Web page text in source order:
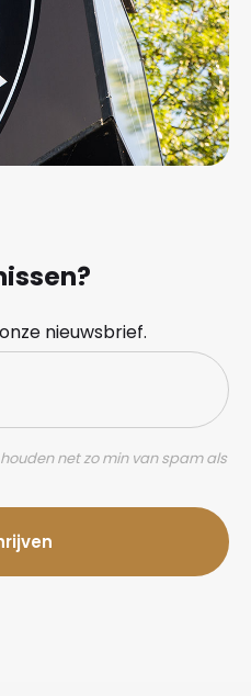
nieuwsbrief.
net zo min van spam als